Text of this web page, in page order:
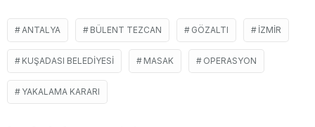
ANTALYA BÜLENT TEZCAN GÖZALTI IZMIR
KUŞADASI BELEDIYESI MASAK OPERASYON
YAKALAMA KARARI